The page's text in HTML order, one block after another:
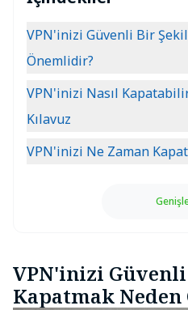
VPN'inizi Güvenli Bir
Önemlidir?
VPN'inizi Nasıl
Kılavuz
VPN'inizi Ne Zaman
VPN'inizi
Kapatmak